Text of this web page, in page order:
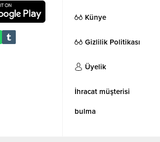
Künye
Gizlilik Politikası
Üyelik
İhracat müşterisi
bulma